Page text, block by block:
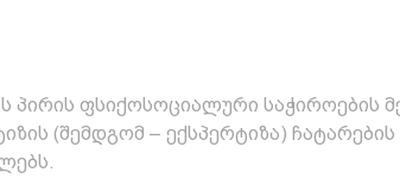
პირის ფსიქოსოციალური საჭიროების
(შემდგომ – ექსპერტიზა)